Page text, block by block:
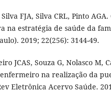
FJA, Silva CRL, Pinto
na estratégia de saúde da
2019; 22(256): 3144-49.
JCAS, Souza G, Nolasco M,
na realização da
Eletrônica Acervo Saúde.